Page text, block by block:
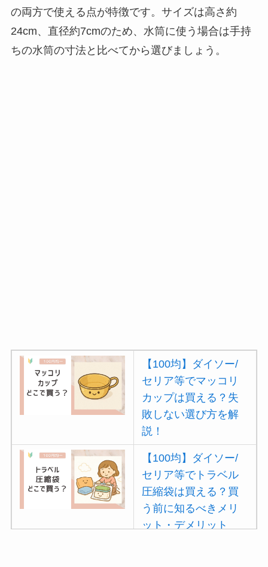
の両方で使える点が特徴です。サイズは高さ約
24cm、直径約7cmのため、水筒に使う場合は手持
ちの水筒の寸法と比べてから選びましょう。
【100均】ダイソー/
セリア等でマッコリ
カップは買える？失
敗しない選び方を解
説！
【100均】ダイソー/
セリア等でトラベル
圧縮袋は買える？買
う前に知るべきメリ
ット・デメリット